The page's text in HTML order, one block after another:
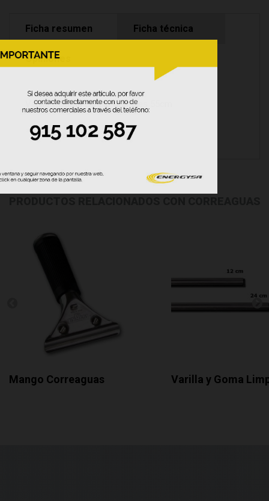
Ficha resumen Ficha técnica
Opiniones
Varilla y Goma Limpia Cristales 55cm
Mango Correaguas Varilla y Goma